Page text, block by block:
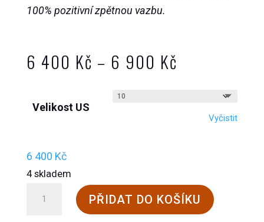
100% pozitivní zpětnou vazbu.
6 400 Kč – 6 900 Kč
400 Kč
Velikost US
Vyčistit
6 400 Kč
4 skladem
Steinkogler
PŘIDAT DO KOŠÍKU